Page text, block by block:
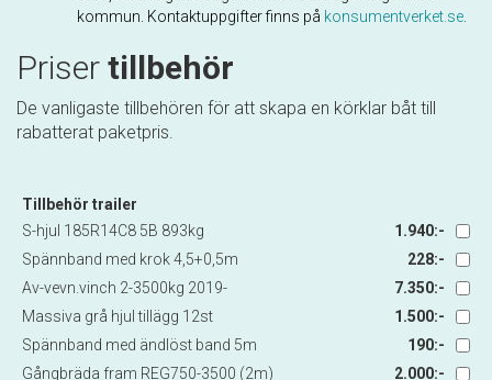
kommun. Kontaktuppgifter finns på konsumentverket.se
Priser tillbehör
De vanligaste tillbehören för att skapa en körklar båt till
rabatterat paketpris.
Tillbehör trailer
S-hjul 185R14C8 5B 893kg
1.940:-
Spännband med krok 4,5+0,5m
228:-
Av-vevn.vinch 2-3500kg 2019-
7.350:-
Massiva grå hjul tillägg 12st
1.500:-
Spännband med ändlöst band 5m
190:-
Gångbräda fram REG750-3500 (2m)
2.000:-